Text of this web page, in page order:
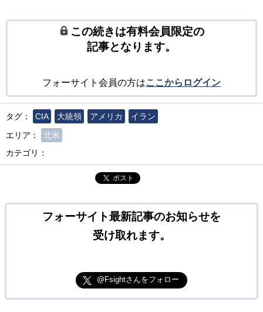
この続きは有料会員限定の
記事となります。
フォーサイト会員の方はここからログイン
タグ： CIA 大統領 アメリカ
イラン
エリア：
北米
カテゴリ：
ポスト
フォーサイト最新記事のお知らせを
受け取れます。
@Fsightさんをフォロー